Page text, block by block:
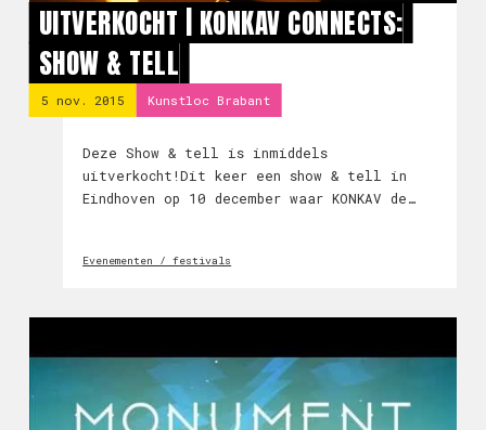
UITVERKOCHT | KONKAV CONNECTS:
SHOW & TELL
5 nov. 2015 Kunstloc Brabant
Deze Show & tell is inmiddels
uitverkocht!Dit keer een show & tell in
Eindhoven op 10 december waar KONKAV de
Evenementen / festivals